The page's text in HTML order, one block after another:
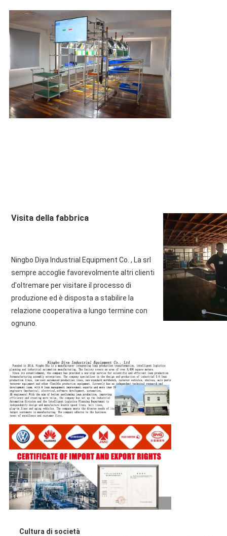
Visita della fabbrica
Ningbo Diya Industrial Equipment Co. , La srl
sempre accoglie favorevolmente altri clienti
d'oltremare per visitare il processo di
produzione ed è disposta a stabilire la
relazione cooperativa a lungo termine con
ognuno.
Cultura di società